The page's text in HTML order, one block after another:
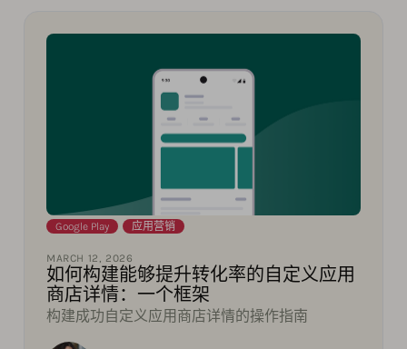
Google Play 应用营销
MARCH 12, 2026
如何构建能够提升转化率的自定义应用
商店详情：一个框架
构建成功自定义应用商店详情的操作指南